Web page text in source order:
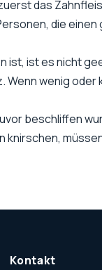
das
die einen
ist es nicht
wenig oder
beschliffen
knirschen,
Kontakt